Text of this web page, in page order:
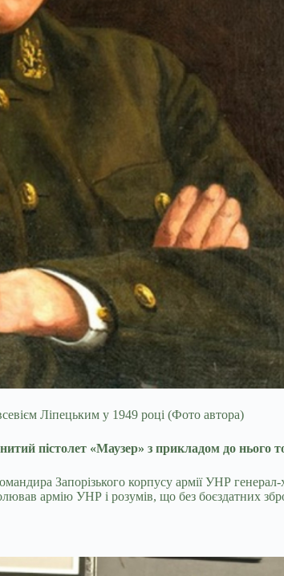
Ліпецьким у 1949 році (Фото автора)
пістолет «Маузер» з прикладом до нього
Запорізького корпусу армії УНР
армію УНР і розумів, що без боєздатних